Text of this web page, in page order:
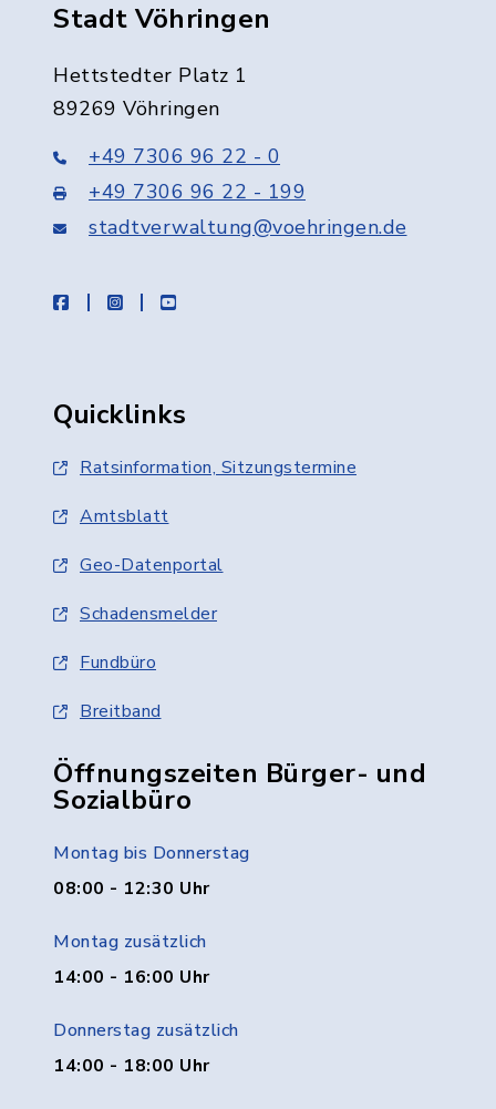
Stadt Vöhringen
Hettstedter Platz 1
89269 Vöhringen
+49 7306 96 22 - 0
+49 7306 96 22 - 199
stadtverwaltung@voehringen.de
facebookinstagramyoutube
Quicklinks
Ratsinformation, Sitzungstermine
Amtsblatt
Geo-Datenportal
Schadensmelder
Fundbüro
Breitband
Öffnungszeiten Bürger- und
Sozialbüro
Montag bis Donnerstag
08:00 - 12:30 Uhr
Montag zusätzlich
14:00 - 16:00 Uhr
Donnerstag zusätzlich
14:00 - 18:00 Uhr